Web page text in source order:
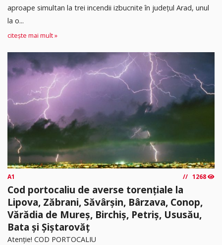
aproape simultan la trei incendii izbucnite în județul Arad, unul
la o...
citește mai mult »
A1 1268
Cod portocaliu de averse torențiale la
Lipova, Zăbrani, Săvârșin, Bârzava, Conop,
Vărădia de Mureș, Birchiș, Petriș, Ususău,
Bata și Șiștarovăț
Atenție! COD PORTOCALIU